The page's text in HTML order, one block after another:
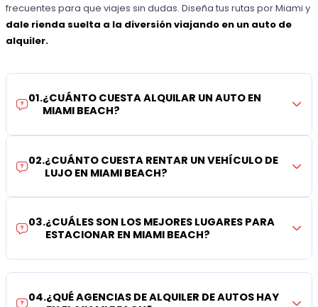
frecuentes para que viajes sin dudas. Diseña tus rutas por Miami y
dale rienda suelta a la diversión viajando en un auto de
alquiler.
01.¿CUÁNTO CUESTA ALQUILAR UN AUTO EN
MIAMI BEACH?
02.¿CUÁNTO CUESTA RENTAR UN VEHÍCULO DE
LUJO EN MIAMI BEACH?
03.¿CUÁLES SON LOS MEJORES LUGARES PARA
ESTACIONAR EN MIAMI BEACH?
04.¿QUÉ AGENCIAS DE ALQUILER DE AUTOS HAY